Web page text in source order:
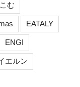
む
EATALY
ENGI
エルン